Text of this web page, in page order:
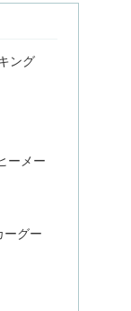
ング
ーメー
ーグー